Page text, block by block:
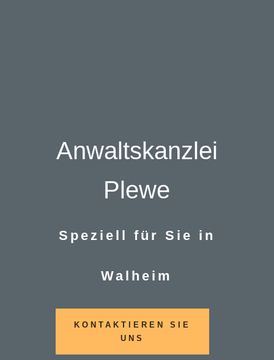
Anwaltskanzlei
Plewe
Speziell für Sie in
Walheim
KONTAKTIEREN SIE
UNS